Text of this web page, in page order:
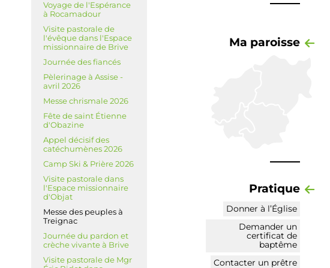
Voyage de l'Espérance
à Rocamadour
Visite pastorale de
l'évêque dans l'Espace
missionnaire de Brive
Journée des fiancés
Pèlerinage à Assise -
avril 2026
Messe chrismale 2026
Fête de saint Étienne
d'Obazine
Appel décisif des
catéchumènes 2026
Camp Ski & Prière 2026
Visite pastorale dans
l'Espace missionnaire
d'Objat
Messe des peuples à
Treignac
Journée du pardon et
crèche vivante à Brive
Visite pastorale de Mgr
Ma paroisse
Pratique
Donner à l’Église
Demander un
certificat de
baptême
Contacter un prêtre